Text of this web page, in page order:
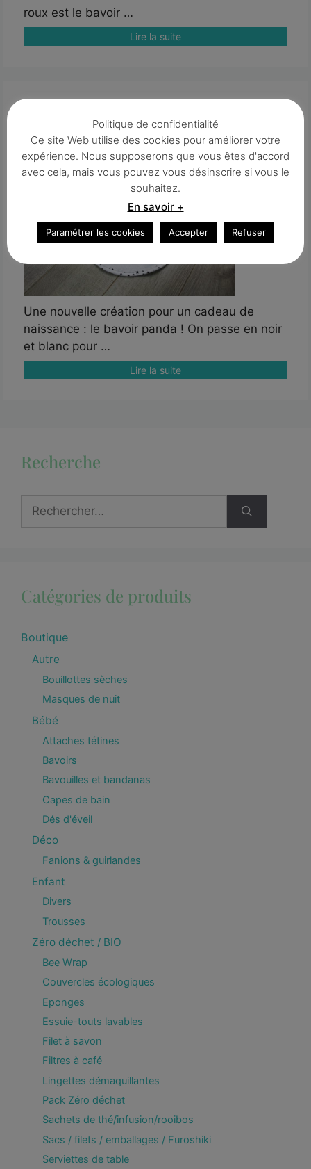
roux est le bavoir …
Lire la suite
15 SEPTEMBRE 2020
Une nouvelle création pour un cadeau de
naissance : le bavoir panda ! On passe en noir
et blanc pour …
Lire la suite
Recherche
Catégories de produits
Boutique
Autre
Bouillottes sèches
Masques de nuit
Bébé
Attaches tétines
Bavoirs
Bavouilles et bandanas
Capes de bain
Dés d'éveil
Déco
Fanions & guirlandes
Enfant
Divers
Trousses
Zéro déchet / BIO
Bee Wrap
Couvercles écologiques
Eponges
Essuie-touts lavables
Filet à savon
Filtres à café
Lingettes démaquillantes
Pack Zéro déchet
Sachets de thé/infusion/rooibos
Sacs / filets / emballages / Furoshiki
Serviettes de table
Politique de confidentialité
Ce site Web utilise des cookies pour améliorer votre
expérience. Nous supposerons que vous êtes d'accord
avec cela, mais vous pouvez vous désinscrire si vous le
souhaitez.
En savoir +
Paramétrer les cookies Accepter Refuser